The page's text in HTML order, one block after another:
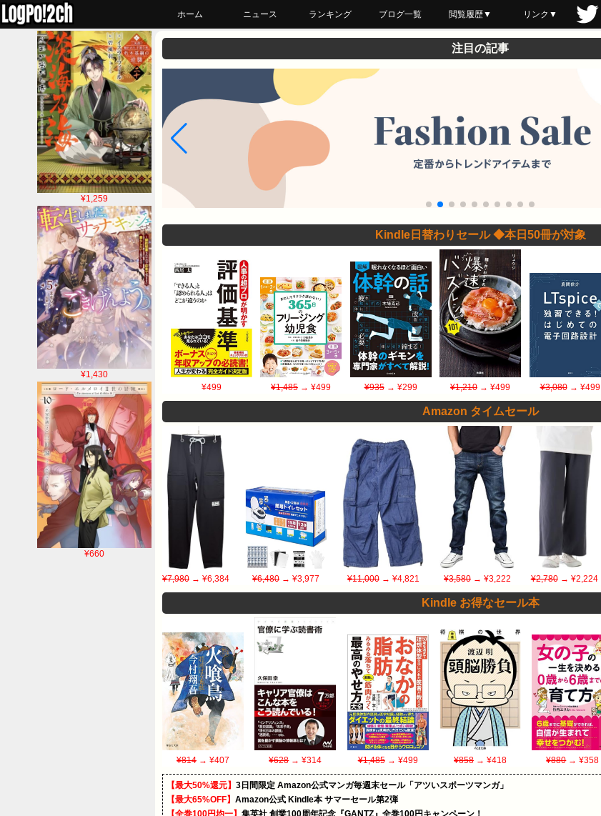
ホーム ニュース ランキング ブログ一覧 閲覧履歴▼
最近読んだ
あとで読む
ブックマーク
リンク▼
¥1,259
¥1,430
¥660
注目の記事
Kindle日替わりセール ◆本日50冊が対象
¥499 ¥1,485 → ¥499 ¥935→ ¥299 ¥1,210 → ¥499 ¥3,080→ ¥499
Amazon タイムセール
¥7,980 → ¥6,384 ¥6,480→ ¥3,977 ¥11,000→ ¥4,821 ¥3,580→ ¥3,222 ¥2,780→ ¥2,224
Kindle お得なセール本
¥814 → ¥407 ¥628→ ¥314 ¥1,485→ ¥499 ¥858→ ¥418 ¥880→ ¥358
【最大50%還元】 3日間限定 Amazon公式マンガ毎週末セール「アツいスポーツマンガ」
【最大65%OFF】 Amazon公式 Kindle本 サマーセール第2弾
【全巻100円均一】 集英社 創業100周年記念『GANTZ』全巻100円キャンペーン！